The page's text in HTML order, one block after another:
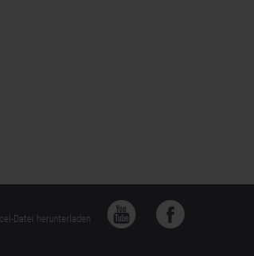
Datei herunterladen